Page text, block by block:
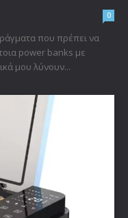
0
που πρέπει να
power banks με
μου λύνουν...